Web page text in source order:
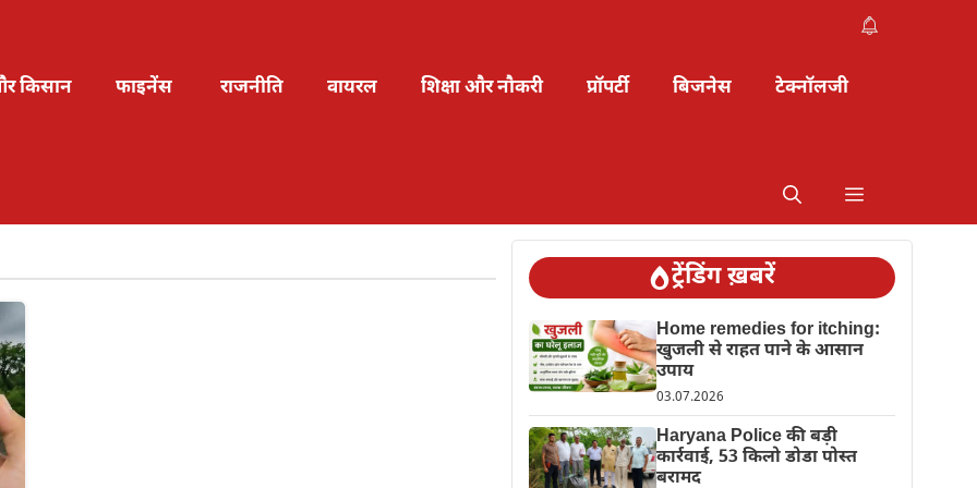
किसान फाइनेंस राजनीति वायरल शिक्षा और नौकरी प्रॉपर्टी बिजनेस टेक्नॉलजी
ट्रेंडिंग ख़बरें
Home remedies for itching:
खुजली से राहत पाने के आसान
उपाय
03.07.2026
Haryana Police की बड़ी
कार्रवाई, 53 किलो डोडा पोस्त
बरामद